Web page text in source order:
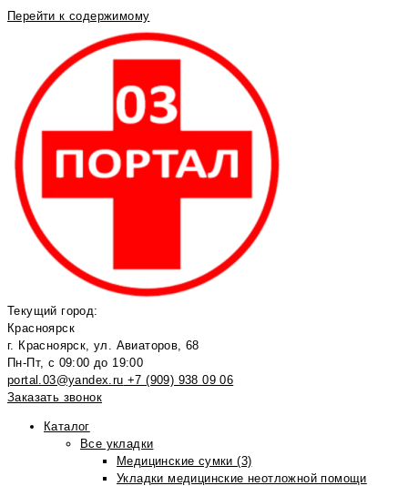
Перейти к содержимому
Текущий город:
Красноярск
г. Красноярск, ул. Авиаторов, 68
Пн-Пт, с 09:00 до 19:00
portal.03@yandex.ru +7 (909) 938 09 06
Заказать звонок
Каталог
Все укладки
Медицинские сумки (3)
Укладки медицинские неотложной помощи